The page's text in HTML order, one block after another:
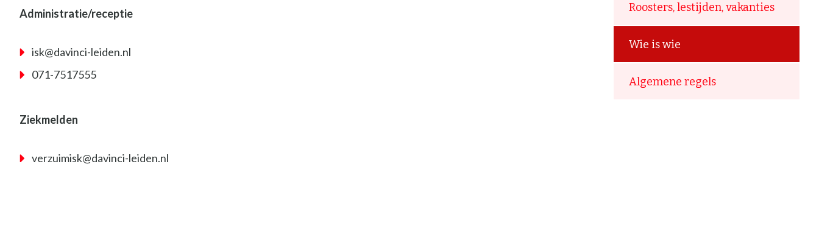
Administratie/receptie
isk@davinci-leiden.nl
071-7517555
Ziekmelden
verzuimisk@davinci-leiden.nl
Roosters, lestijden, vakanties
Wie is wie
Algemene regels